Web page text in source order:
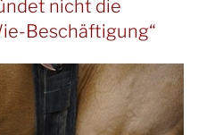
nicht die
Beschäftigung“